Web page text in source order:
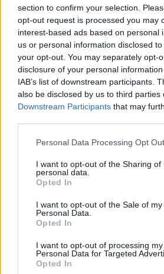
section to confirm your selection.
opt-out request is processed you may
interest-based ads based on personal
us or personal information disclosed
your opt-out. You may separately opt-
disclosure of your personal
IAB’s list of downstream participants.
also be disclosed by us to third parties
Downstream Participants that may
Personal Data Processing Opt
I want to opt-out of the Sharing of
personal data.
Opted In
I want to opt-out of the Sale of my
Personal Data.
Opted In
I want to opt-out of processing my
Personal Data for Targeted
Opted In
akcijā piedalīties aicinātas skolas
februārim vācot karavīriem
Akcijas "Baltijas skolas par
loģistikas partneris ir labdarības
draugi", kas skolēnu ziedojumus
pakāpeniski nogādā karavīriem
Emīlija Kļaviņa, Āgenskalna
pateicīgi visiem māksliniekiem,
skolēnu aicinājumam piedalīties
Ukrainaslabā. Tāpat arī Angāra
pasākumu uzņem bez maksas un
kaimiņvalstīm. Karam Ukrainā
trīs gadus, Baltijas skolēni vēlas